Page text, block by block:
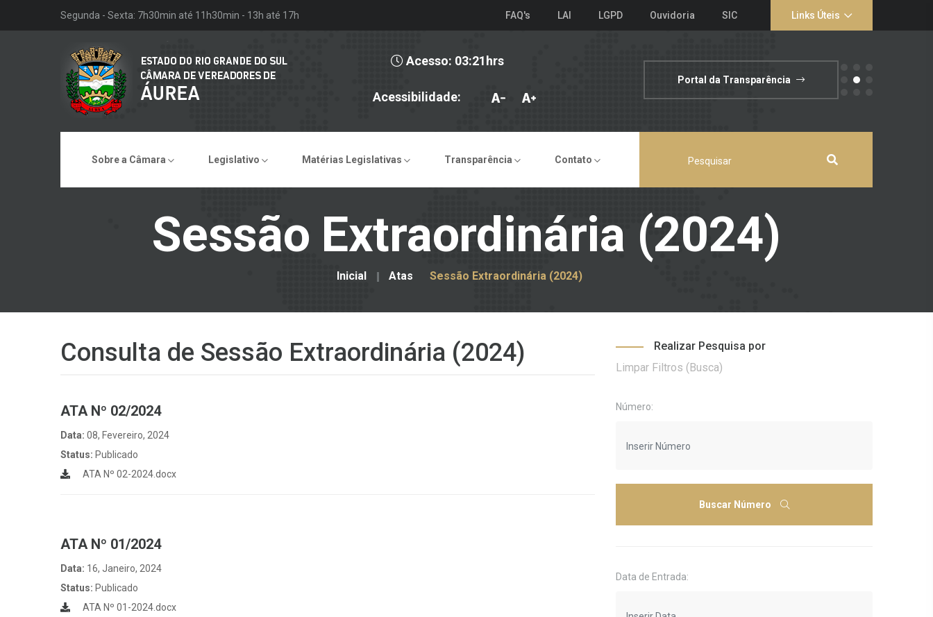
Segunda - Sexta: 7h30min até 11h30min - 13h até 17h FAQ's LAI LGPD Ouvidoria SIC Links Úteis
Acesso: 03:21hrs
Acessibilidade:
Portal da Transparência
Sobre a Câmara Legislativo Matérias Legislativas Transparência Contato
Sessão Extraordinária (2024)
Inicial Atas Sessão Extraordinária (2024)
Consulta de Sessão Extraordinária (2024)
ATA Nº 02/2024
Data: 08, Fevereiro, 2024
Status: Publicado
ATA Nº 02-2024.docx
ATA Nº 01/2024
Data: 16, Janeiro, 2024
Status: Publicado
ATA Nº 01-2024.docx
Realizar Pesquisa por
Limpar Filtros (Busca)
Número:
Buscar Número
Data de Entrada: